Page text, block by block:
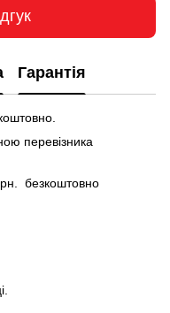
Гарантія
перевізника
безкоштовно